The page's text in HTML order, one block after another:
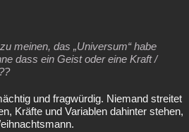
meinen, das „Universum“ habe
dass ein Geist oder eine Kraft /
und fragwürdig. Niemand streitet
Kräfte und Variablen dahinter stehen,